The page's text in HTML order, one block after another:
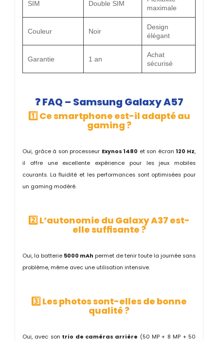
SIM Double SIM
maximale
Couleur Noir
Design
élégant
Garantie 1 an
Achat
sécurisé
❓FAQ – Samsung Galaxy A57
1️⃣ Ce smartphone est-il adapté au
gaming ?
Oui, grâce à son processeur Exynos 1480 et son écran120 Hz,
il offre une excellente expérience pour les jeux mobiles
courants. La fluidité et les performances sont optimisées pour
un gaming modéré.
2️⃣ L’autonomie du Galaxy A37 est-
elle suffisante ?
Oui, la batterie 5000 mAh permet de tenir toute la journée sans
problème, même avec une utilisation intensive.
3️⃣ Les photos sont-elles de bonne
qualité ?
Oui, avec sontrio de caméras arrière (50 MP + 8 MP + 50